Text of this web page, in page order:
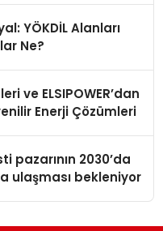
YÖKDİL Alanları
Ne?
ve ELSIPOWER’dan
Enerji Çözümleri
pazarının 2030’da
ulaşması bekleniyor